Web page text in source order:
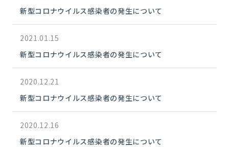
新型コロナウイルス感染者の発生について
2021.01.15
新型コロナウイルス感染者の発生について
2020.12.21
新型コロナウイルス感染者の発生について
2020.12.16
新型コロナウイルス感染者の発生について